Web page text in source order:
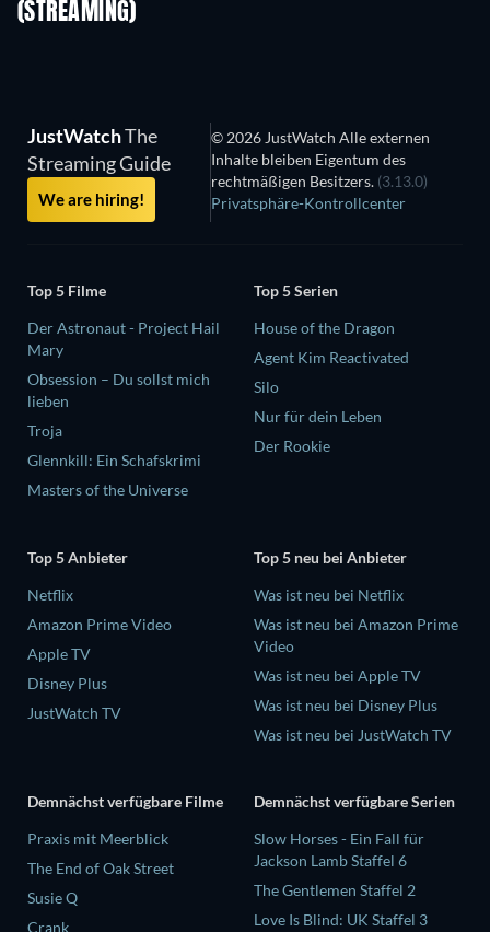
(STREAMING)Staffel 1
JustWatchThe
Streaming Guide
We are hiring!
© 2026 JustWatch Alle externen
Inhalte bleiben Eigentum des
rechtmäßigen Besitzers. (3.13.0)
Privatsphäre-Kontrollcenter
Top 5 Filme
Der Astronaut - Project Hail
Mary
Obsession – Du sollst mich
lieben
Troja
Glennkill: Ein Schafskrimi
Masters of the Universe
Top 5 Serien
House of the Dragon
Agent Kim Reactivated
Silo
Nur für dein Leben
Der Rookie
Top 5 Anbieter
Netflix
Amazon Prime Video
Apple TV
Disney Plus
JustWatch TV
Top 5 neu bei Anbieter
Was ist neu bei Netflix
Was ist neu bei Amazon Prime
Video
Was ist neu bei Apple TV
Was ist neu bei Disney Plus
Was ist neu bei JustWatch TV
Demnächst verfügbare Filme
Praxis mit Meerblick
The End of Oak Street
Susie Q
Crank
Demnächst verfügbare Serien
Slow Horses - Ein Fall für
Jackson Lamb Staffel 6
The Gentlemen Staffel 2
Love Is Blind: UK Staffel 3